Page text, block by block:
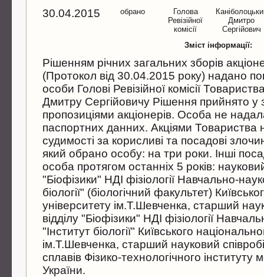
30.04.2015
обрано
Голова
Ревiзiйної
комiсiї
Дмитро
Сергiйович
Зміст інформації:
Рiшенням рiчних загальних зборiв
(Протокол вiд 30.04.2015 року) надано
особи Головi Ревiзiйної комiсiї
Дмитру Сергiйовичу Рiшення прийнято у
пропозицiями акцiонерiв. Особа не
паспортних данних. Акцiями Товариства
судимостi за корисливi та посадовi
який обрано особу: на три роки. Iншi
особа протягом останнiх 5 рокiв:
"Бiофiзики" НДI фiзiологiї Навчально-
бiологiї" (бiологiчний факультет)
унiверситету iм.Т.Шевченка, старший
вiддiлу "Бiофiзики" НДI фiзiологiї
"Iнститут бiологiї" Київського
iм.Т.Шевченка, старший науковий
сплавiв Фiзико-технологiчного iнституту
України.